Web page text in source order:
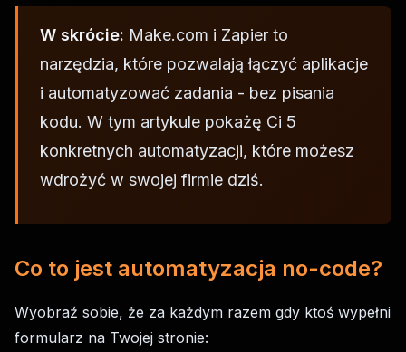
W skrócie: Make.com i Zapier to
narzędzia, które pozwalają łączyć aplikacje
i automatyzować zadania - bez pisania
kodu. W tym artykule pokażę Ci 5
konkretnych automatyzacji, które możesz
wdrożyć w swojej firmie dziś.
Co to jest automatyzacja no-code?
Wyobraź sobie, że za każdym razem gdy ktoś wypełni
formularz na Twojej stronie: